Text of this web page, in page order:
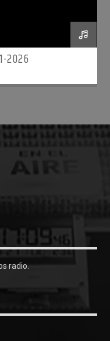
2026
radio.